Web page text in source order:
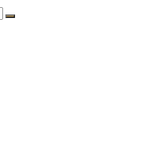
Suchen